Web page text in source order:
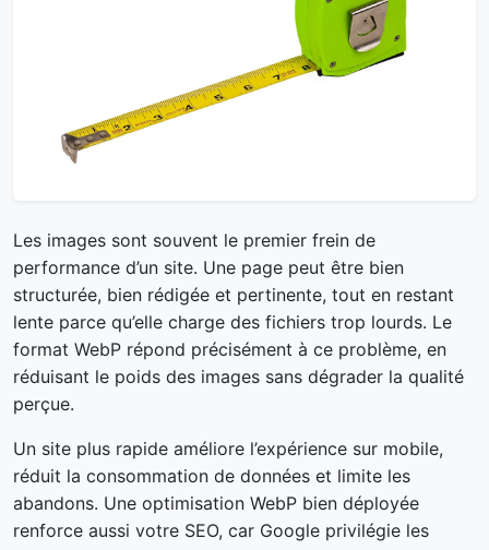
Les images sont souvent le premier frein de
performance d’un site. Une page peut être bien
structurée, bien rédigée et pertinente, tout en restant
lente parce qu’elle charge des fichiers trop lourds. Le
format WebP répond précisément à ce problème, en
réduisant le poids des images sans dégrader la qualité
perçue.
Un site plus rapide améliore l’expérience sur mobile,
réduit la consommation de données et limite les
abandons. Une optimisation WebP bien déployée
renforce aussi votre SEO, car Google privilégie les